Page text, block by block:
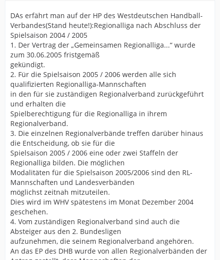
DAs erfährt man auf der HP des Westdeutschen Handball-
Verbandes(Stand heute!):Regionalliga nach Abschluss der
Spielsaison 2004 / 2005
1. Der Vertrag der „Gemeinsamen Regionalliga...“ wurde
zum 30.06.2005 fristgemäß
gekündigt.
2. Für die Spielsaison 2005 / 2006 werden alle sich
qualifizierten Regionalliga-Mannschaften
in den für sie zuständigen Regionalverband zurückgeführt
und erhalten die
Spielberechtigung für die Regionalliga in ihrem
Regionalverband.
3. Die einzelnen Regionalverbände treffen darüber hinaus
die Entscheidung, ob sie für die
Spielsaison 2005 / 2006 eine oder zwei Staffeln der
Regionalliga bilden. Die möglichen
Modalitäten für die Spielsaison 2005/2006 sind den RL-
Mannschaften und Landesverbänden
möglichst zeitnah mitzuteilen.
Dies wird im WHV spätestens im Monat Dezember 2004
geschehen.
4. Vom zuständigen Regionalverband sind auch die
Absteiger aus den 2. Bundesligen
aufzunehmen, die seinem Regionalverband angehören.
An das EP des DHB wurde von allen Regionalverbänden der